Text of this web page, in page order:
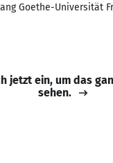
Goethe-Universität
jetzt ein, um das
sehen.